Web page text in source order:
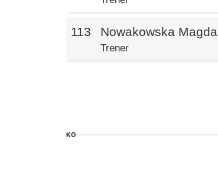
113 Nowakowska Magda
Trener
KO